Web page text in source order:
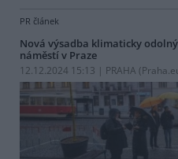
PR článek
Nová výsadba klimaticky
náměstí v Praze
12.12.2024 15:13 | PRAHA